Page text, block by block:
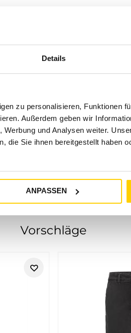
Details
zu personalisieren, Funktionen
Außerdem geben wir
und Analysen weiter.
die Sie ihnen bereitgestellt haben
ANPASSEN
Jeans nicht deinen
problemlos
Tara-M Stores
oder Herten.
breiten Sortiment
Look zu
uns zum bevorzugten
unkomplizierter
Outfit-Ideen in den Alltag. Die
wenn Denim die Basis deines
Vorschläge